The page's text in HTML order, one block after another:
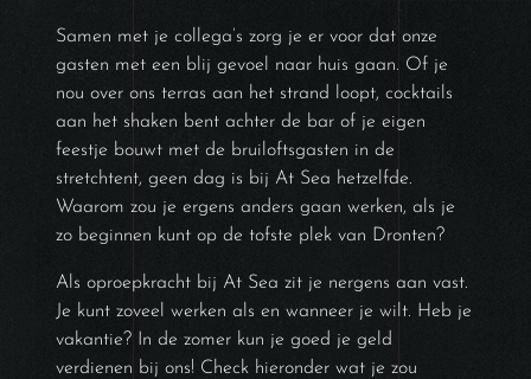
Samen met je collega’s zorg je er voor dat onze
gasten met een blij gevoel naar huis gaan. Of je
nou over ons terras aan het strand loopt, cocktails
aan het shaken bent achter de bar of je eigen
feestje bouwt met de bruiloftsgasten in de
stretchtent, geen dag is bij At Sea hetzelfde.
Waarom zou je ergens anders gaan werken, als je
zo beginnen kunt op de tofste plek van Dronten?
Als oproepkracht bij At Sea zit je nergens aan vast.
Je kunt zoveel werken als en wanneer je wilt. Heb je
vakantie? In de zomer kun je goed je geld
verdienen bij ons! Check hieronder wat je zou